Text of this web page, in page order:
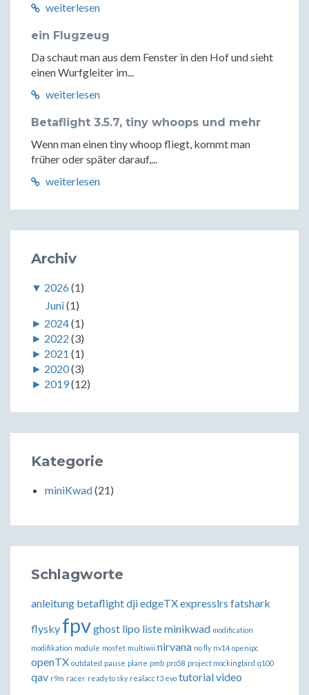
weiterlesen
ein Flugzeug
Da schaut man aus dem Fenster in den Hof und sieht
einen Wurfgleiter im...
weiterlesen
Betaflight 3.5.7, tiny whoops und mehr
Wenn man einen tiny whoop fliegt, kommt man
früher oder später darauf,...
weiterlesen
Archiv
▼ 2026(1)
Juni(1)
► 2024(1)
► 2022 (3)
► 2021 (1)
► 2020(3)
► 2019(12)
Kategorie
miniKwad(21)
Schlagworte
anleitung betaflightdjiedgeTXexpresslrs fatshark
flysky fpvghost lipo listeminikwad modification
modifikation module mosfet multiwii nirvana no fly nv14 openipc
openTX outdated pause plane pmb pro58 project mockingbird q100
qav r9m racer ready to sky realacc f3 evo tutorialvideo